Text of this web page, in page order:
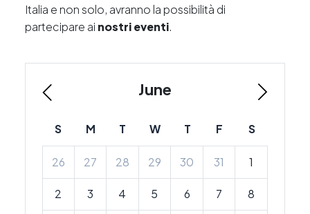
Italia e non solo, avranno la possibilità di
partecipare ai nostri eventi.
June
S M T W T F S
26 27 28 29 30 31 1
2 3 4 5 6 7 8